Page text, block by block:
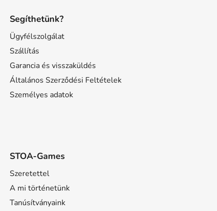
Segíthetünk?
Ügyfélszolgálat
Szállítás
Garancia és visszaküldés
Általános Szerződési Feltételek
Személyes adatok
STOA-Games
Szeretettel
A mi történetünk
Tanúsítványaink